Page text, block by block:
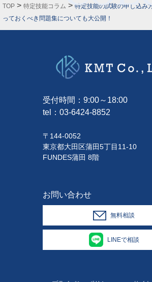
TOP > 特定技能コラム > 特定技能の試験の申し込み
っておくべき問題集についても大公開！
受付時間：9:00～18:00
tel： 03-6424-8852
〒144-0052
東京都大田区蒲田5丁目11-10
FUNDES蒲田 8階
お問い合わせ
無料相談
LINEで相談